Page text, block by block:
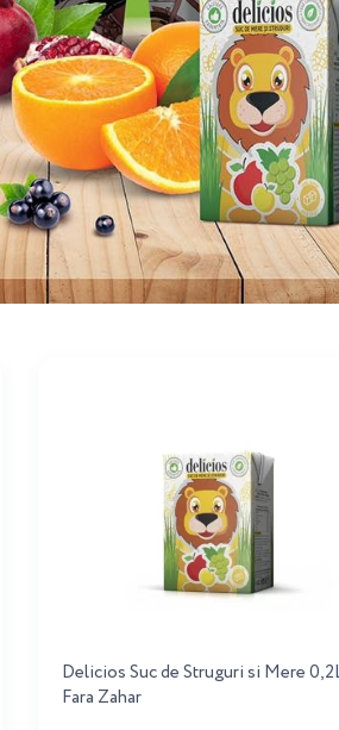
Delicios Suc de Struguri si Mere
Fara Zahar